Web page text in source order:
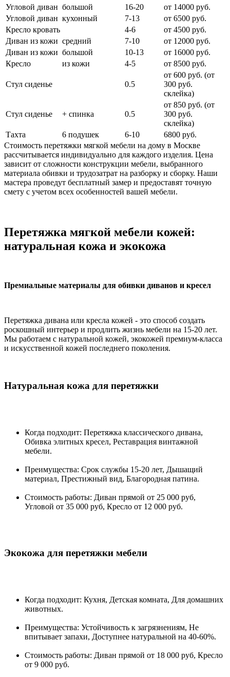
Угловой диван большой 16-20
от 14000 руб.
Угловой диван кухонный 7-13
от 6500 руб.
Кресло кровать
4-6
от 4500 руб.
Диван из кожи средний 7-10
от 12000 руб.
Диван из кожи большой 10-13
от 16000 руб.
Кресло
из кожи 4-5 от 8500 руб.
Стул сиденье 0.5
от 600 руб. (от
300 руб.
cклейка)
Стул сиденье + спинка 0.5
от 850 руб. (от
300 руб.
склейка)
Тахта
6 подушек 6-10
6800 руб.
Стоимость перетяжки мягкой мебели на дому в Москве
рассчитывается индивидуально для каждого изделия. Цена
зависит от сложности конструкции мебели, выбранного
материала обивки и трудозатрат на разборку и сборку. Наши
мастера проведут бесплатный замер и предоставят точную
смету с учетом всех особенностей вашей мебели.
Перетяжка мягкой мебели кожей:
натуральная кожа и экокожа
Премиальные материалы для обивки диванов и кресел
Перетяжка дивана или кресла кожей - это способ создать
роскошный интерьер и продлить жизнь мебели на 15-20 лет.
Мы работаем с натуральной кожей, экокожей премиум-класса
и искусственной кожей последнего поколения.
Натуральная кожа для перетяжки
Когда подходит: Перетяжка классического дивана,
Обивка элитных кресел, Реставрация винтажной
мебели.
Преимущества: Срок службы 15-20 лет, Дышащий
материал, Престижный вид, Благородная патина.
Стоимость работы: Диван прямой от 25 000 руб,
Угловой от 35 000 руб, Кресло от 12 000 руб.
Экокожа для перетяжки мебели
Когда подходит: Кухня, Детская комната, Для домашних
животных.
Преимущества: Устойчивость к загрязнениям, Не
впитывает запахи, Доступнее натуральной на 40-60%.
Стоимость работы: Диван прямой от 18 000 руб, Кресло
от 9 000 руб.